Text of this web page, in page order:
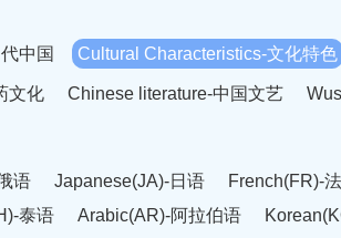
中国 Cultural Characteristics-文化特色
文化 Chinese literature-中国文艺
语 Japanese(JA)-日语 French(FR)-
泰语 Arabic(AR)-阿拉伯语